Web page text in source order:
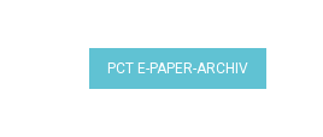
PCT E-PAPER-ARCHIV